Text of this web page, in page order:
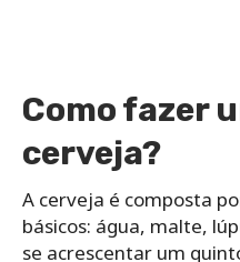
Como fazer
cerveja?
A cerveja é composta
básicos: água, malte,
se acrescentar um